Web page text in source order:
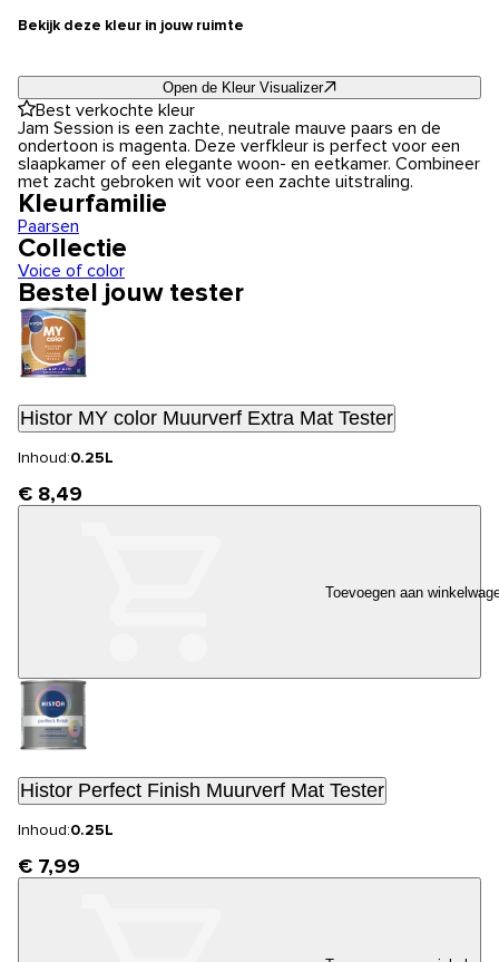
Bekijk deze kleur in jouw ruimte
Open de Kleur Visualizer
Best verkochte kleur
Jam Session is een zachte, neutrale mauve paars en de
ondertoon is magenta. Deze verfkleur is perfect voor een
slaapkamer of een elegante woon- en eetkamer. Combineer
met zacht gebroken wit voor een zachte uitstraling.
Kleurfamilie
Paarsen
Collectie
Voice of color
Bestel jouw tester
Histor MY color Muurverf Extra Mat Tester
Inhoud:0.25L
€ 8,49
Toevoegen aan
Histor Perfect Finish Muurverf Mat Tester
Inhoud:0.25L
€ 7,99